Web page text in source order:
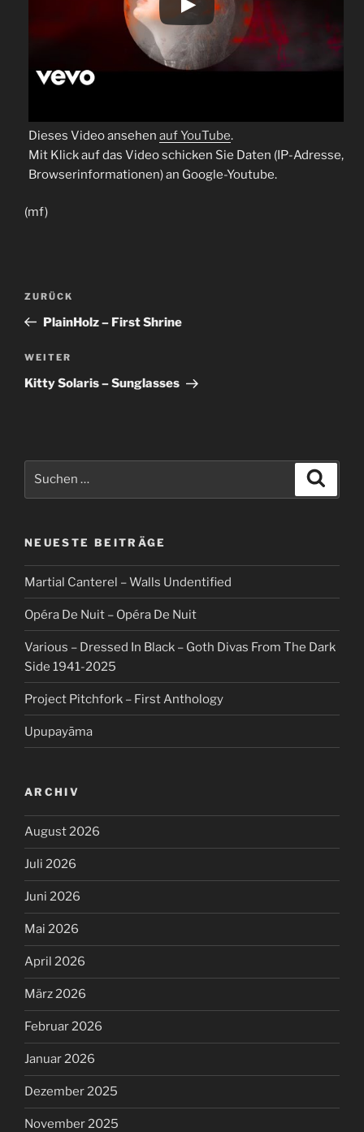
Dieses Video ansehen auf YouTube.
Mit Klick auf das Video schicken Sie Daten (IP-Adresse,
Browserinformationen) an Google-Youtube.
(mf)
Beitragsnavigation
Vorheriger
Beitrag
ZURÜCK
PlainHolz – First Shrine
Nächster
Beitrag
WEITER
Kitty Solaris – Sunglasses
NEUESTE BEITRÄGE
Martial Canterel – Walls Undentified
Opéra De Nuit – Opéra De Nuit
Various – Dressed In Black – Goth Divas From The Dark
Side 1941-2025
Project Pitchfork – First Anthology
Upupayāma
ARCHIV
August 2026
Juli 2026
Juni 2026
Mai 2026
April 2026
März 2026
Februar 2026
Januar 2026
Dezember 2025
November 2025